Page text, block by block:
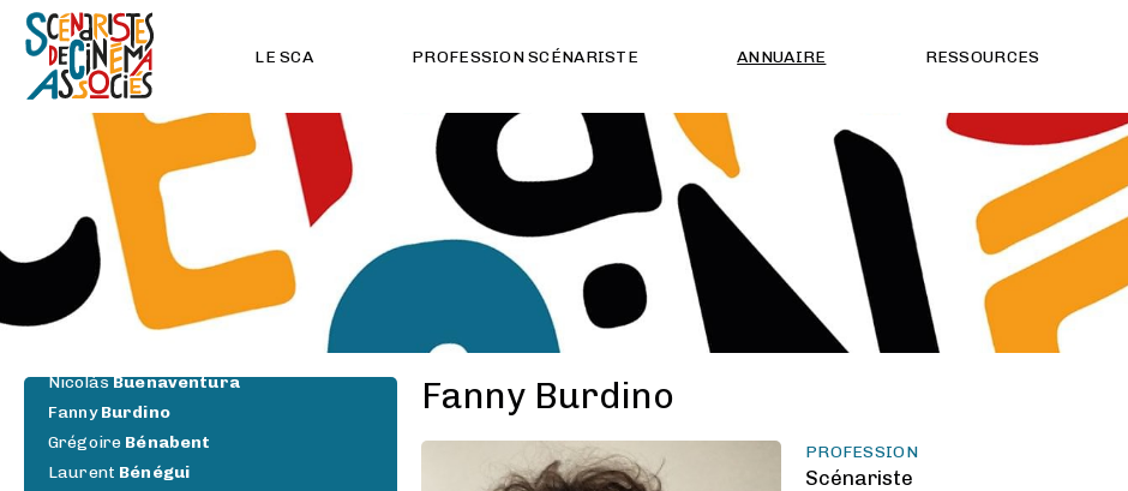
LE SCA PROFESSION SCÉNARISTE ANNUAIRE RESSOURCES
JulienBouissoux
ClaraBourreau
HadrienBouvier
RémiBrachet
Pascale
Brian
Jean-Christophe
Cyril
Brody
Anne
Brouillet
MarianneBrun
Marine
Brun-Franzetti
NicolásBuenaventura
FannyBurdino
Grégoire Bénabent
Laurent Bénégui
Fanny Burdino
PROFESSION
Scénariste